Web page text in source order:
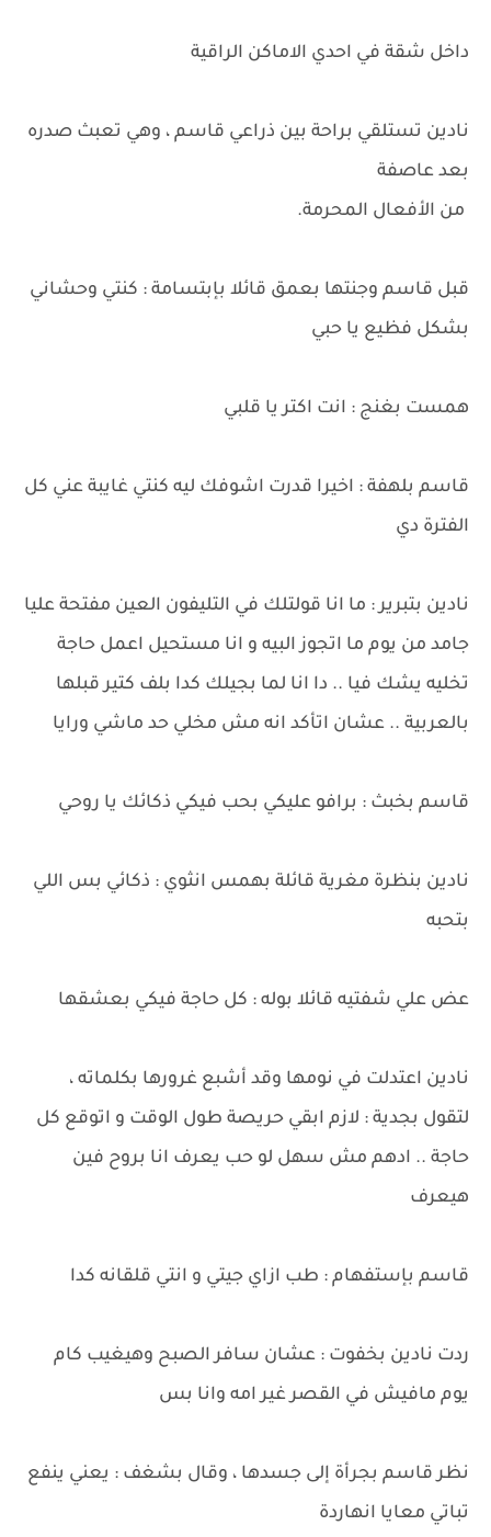
داخل شقة في احدي الاماكن الراقية
نادين تستلقي براحة بين ذراعي قاسم ، وهي تعبث صدره
بعد عاصفة
من الأفعال المحرمة.
قبل قاسم وجنتها بعمق قائلا بإبتسامة : كنتي وحشاني
بشكل فظيع يا حبي
همست بغنج : انت اكتر يا قلبي
قاسم بلهفة : اخيرا قدرت اشوفك ليه كنتي غايبة عني كل
الفترة دي
نادين بتبرير : ما انا قولتلك في التليفون العين مفتحة عليا
جامد من يوم ما اتجوز البيه و انا مستحيل اعمل حاجة
تخليه يشك فيا .. دا انا لما بجيلك كدا بلف كتير قبلها
بالعربية .. عشان اتأكد انه مش مخلي حد ماشي ورايا
قاسم بخبث : برافو عليكي بحب فيكي ذكائك يا روحي
نادين بنظرة مغرية قائلة بهمس انثوي : ذكائي بس اللي
بتحبه
عض علي شفتيه قائلا بوله : كل حاجة فيكي بعشقها
نادين اعتدلت في نومها وقد أشبع غرورها بكلماته ،
لتقول بجدية : لازم ابقي حريصة طول الوقت و اتوقع كل
حاجة .. ادهم مش سهل لو حب يعرف انا بروح فين
هيعرف
قاسم بإستفهام : طب ازاي جيتي و انتي قلقانه كدا
ردت نادين بخفوت : عشان سافر الصبح وهيغيب كام
يوم مافيش في القصر غير امه وانا بس
نظر قاسم بجرأة إلى جسدها ، وقال بشغف : يعني ينفع
تباتي معايا انهاردة